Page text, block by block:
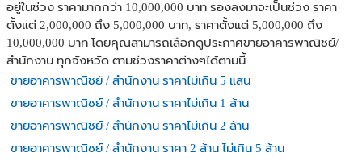
อยู่ในช่วง ราคามากกว่า 10,000,000 บาท รองลงมาจะเป็นช่วง ราคา
ตั้งแต่ 2,000,000 ถึง 5,000,000 บาท, ราคาตั้งแต่ 5,000,000 ถึง
10,000,000 บาท โดยคุณสามารถเลือกดูประกาศขายอาคารพาณิชย์/
สำนักงาน ทุกจังหวัด ตามช่วงราคาต่างๆได้ตามนี้
ขายอาคารพาณิชย์ / สำนักงาน ราคาไม่เกิน 5 แสน
ขายอาคารพาณิชย์ / สำนักงาน ราคาไม่เกิน 1 ล้าน
ขายอาคารพาณิชย์ / สำนักงาน ราคาไม่เกิน 2 ล้าน
ขายอาคารพาณิชย์ / สำนักงาน ราคา 2 ล้าน ไม่เกิน 5 ล้าน